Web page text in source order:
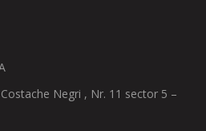
Negri , Nr. 11 sector 5 –